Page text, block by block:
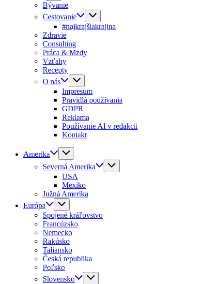
Bývanie
Cestovanie
#najkrajšiakrajina
Zdravie
Consulting
Práca & Mzdy
Vzťahy
Recepty
O nás
Impresum
Pravidlá používania
GDPR
Reklama
Používanie AI v redakcii
Kontakt
Amerika
Severná Amerika
USA
Mexiko
Južná Amerika
Európa
Spojené kráľovstvo
Francúzsko
Nemecko
Rakúsko
Taliansko
Česká republika
Poľsko
Slovensko